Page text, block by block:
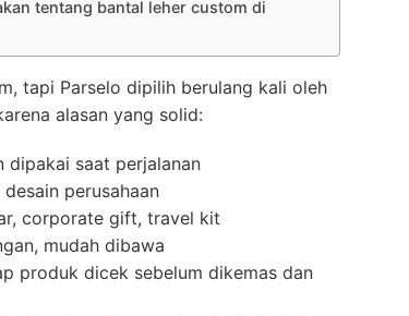
tentang bantal leher custom di
tapi Parselo dipilih berulang kali oleh
alasan yang solid:
dipakai saat perjalanan
perusahaan
corporate gift, travel kit
mudah dibawa
produk dicek sebelum dikemas dan